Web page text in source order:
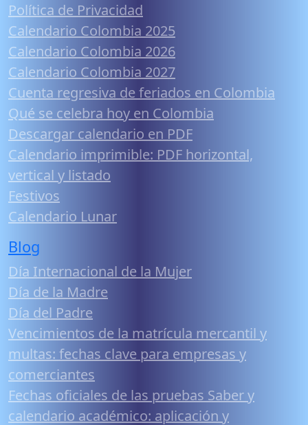
Política de Privacidad
Calendario Colombia 2025
Calendario Colombia 2026
Calendario Colombia 2027
Cuenta regresiva de feriados en Colombia
Qué se celebra hoy en Colombia
Descargar calendario en PDF
Calendario imprimible: PDF horizontal,
vertical y listado
Festivos
Calendario Lunar
Blog
Día Internacional de la Mujer
Día de la Madre
Día del Padre
Vencimientos de la matrícula mercantil y
multas: fechas clave para empresas y
comerciantes
Fechas oficiales de las pruebas Saber y
calendario académico: aplicación y